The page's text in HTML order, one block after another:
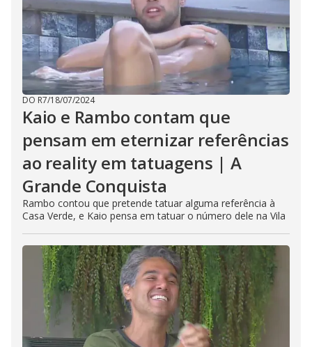
DO R7/18/07/2024
Kaio e Rambo contam que
pensam em eternizar referências
ao reality em tatuagens | A
Grande Conquista
Rambo contou que pretende tatuar alguma referência à
Casa Verde, e Kaio pensa em tatuar o número dele na Vila